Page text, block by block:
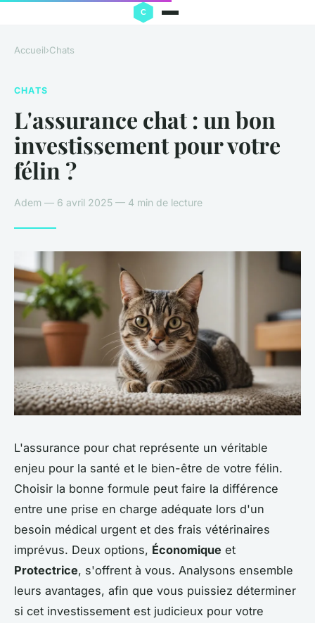
Accueil›Chats
CHATS
L'assurance chat : un bon
investissement pour votre
félin ?
Adem — 6 avril 2025 — 4 min de lecture
L'assurance pour chat représente un véritable
enjeu pour la santé et le bien-être de votre félin.
Choisir la bonne formule peut faire la différence
entre une prise en charge adéquate lors d'un
besoin médical urgent et des frais vétérinaires
imprévus. Deux options, Économique et
Protectrice, s'offrent à vous. Analysons ensemble
leurs avantages, afin que vous puissiez déterminer
si cet investissement est judicieux pour votre